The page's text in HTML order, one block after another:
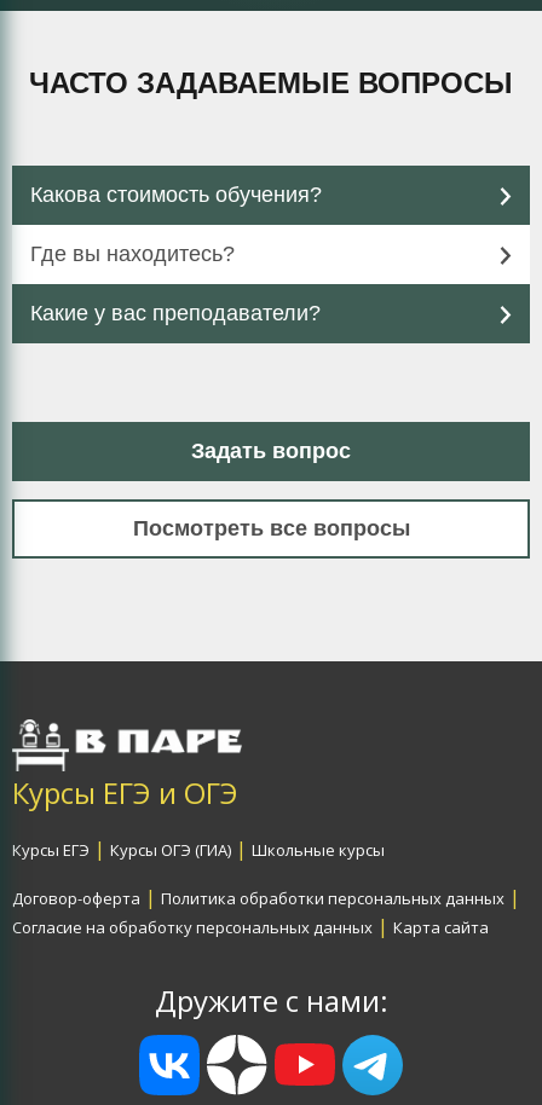
ЧАСТО ЗАДАВАЕМЫЕ ВОПРОСЫ
Какова стоимость обучения?
Где вы находитесь?
Какие у вас преподаватели?
Задать вопрос
Посмотреть все вопросы
Курсы ЕГЭ и ОГЭ
Курсы ЕГЭ | Курсы ОГЭ (ГИА) | Школьные курсы
Договор-оферта | Политика обработки персональных данных |
Согласие на обработку персональных данных | Карта сайта
Дружите с нами: